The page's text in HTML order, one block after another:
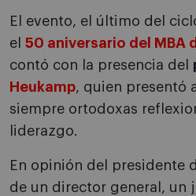
El evento, el último del
el 50 aniversario del MBA
contó con la presencia del
Heukamp, quien presentó
siempre ortodoxas
liderazgo.
En opinión del presidente
de un director general, un